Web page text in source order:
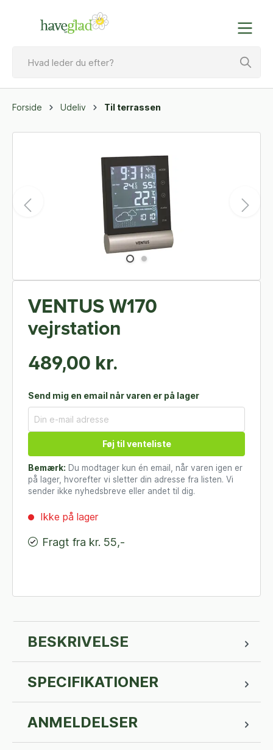
Forside Udeliv Til terrassen
VENTUS W170
vejrstation
489,00 kr.
Send mig en email når varen er på lager
Føj til venteliste
Bemærk: Du modtager kun én email, når varen igen er
på lager, hvorefter vi sletter din adresse fra listen. Vi
sender ikke nyhedsbreve eller andet til dig.
Ikke på lager
Fragt fra kr. 55,-
BESKRIVELSE
SPECIFIKATIONER
ANMELDELSER